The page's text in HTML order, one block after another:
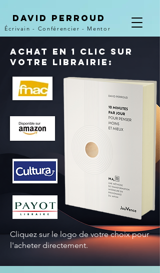
David Perroud
Écrivain - Conférencier - Mentor
achat en 1 clic sur
votre librairie:
Cliquez sur le logo de votre choix pour
l'acheter directement.